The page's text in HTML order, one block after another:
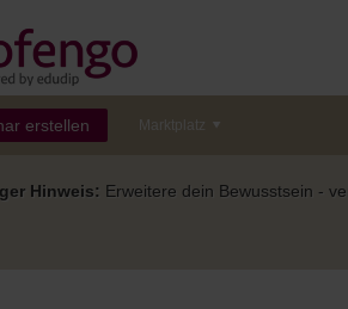
erstellen Marktplatz
Hinweis: Erweitere dein Bewusstsein -